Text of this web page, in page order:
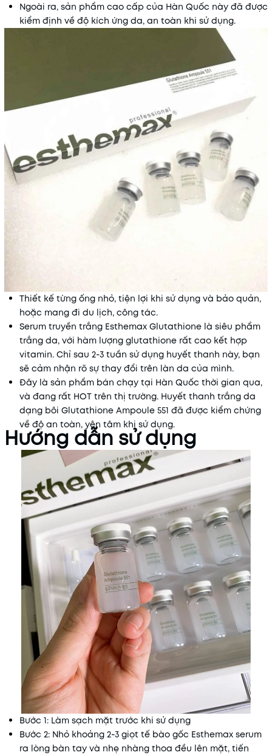
Ngoài ra, sản phẩm cao cấp của Hàn Quốc này đã được
kiểm định về độ kích ứng da, an toàn khi sử dụng.
Thiết kế từng ống nhỏ, tiện lợi khi sử dụng và bảo quản,
hoặc mang đi du lịch, công tác.
Serum truyền trắng Esthemax Glutathione là siêu phẩm
trắng da, với hàm lượng glutathione rất cao kết hợp
vitamin. Chỉ sau 2-3 tuần sử dụng huyết thanh này, bạn
sẽ cảm nhận rõ sự thay đổi trên làn da của mình.
Đây là sản phẩm bán chạy tại Hàn Quốc thời gian qua,
và đang rất HOT trên thị trường. Huyết thanh trắng da
dạng bôi Glutathione Ampoule 551 đã được kiểm chứng
về độ an toàn, yên tâm khi sử dụng.
Hướng dẫn sử dụng
Bước 1: Làm sạch mặt trước khi sử dụng
Bước 2: Nhỏ khoảng 2-3 giọt tế bào gốc Esthemax serum
ra lòng bàn tay và nhẹ nhàng thoa đều lên mặt, tiến